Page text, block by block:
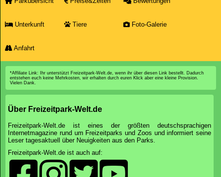
Unterkunft Tiere Foto-Galerie
Anfahrt
*Affiliate Link: Ihr unterstützt Freizeitpark-Welt.de, wenn ihr über diesen Link bestellt. Dadurch
entstehen euch keine Mehrkosten, wir erhalten durch euren Klick aber eine kleine Provision.
Vielen Dank.
Über Freizeitpark-Welt.de
Freizeitpark-Welt.de ist eines der größten deutschsprachigen
Internetmagazine rund um Freizeitparks und Zoos und informiert seine
Leser tagesaktuell über Neuigkeiten aus den Parks.
Freizeitpark-Welt.de ist auch auf: